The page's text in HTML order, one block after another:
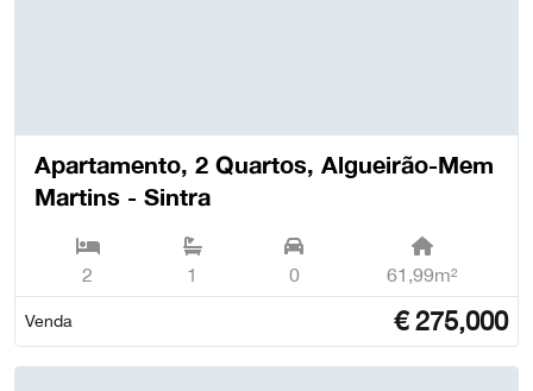
Apartamento, 2 Quartos, Algueirão-Mem
Martins - Sintra
2 1 0 61,99m²
Venda €275,000